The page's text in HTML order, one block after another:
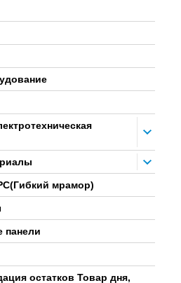
мрамор)
панели
остатков Товар дня,